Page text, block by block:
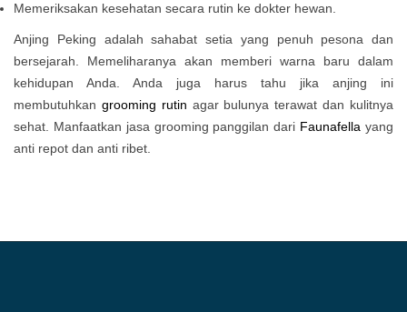
Memeriksakan kesehatan secara rutin ke dokter hewan.
Anjing Peking adalah sahabat setia yang penuh pesona dan
bersejarah. Memeliharanya akan memberi warna baru dalam
kehidupan Anda. Anda juga harus tahu jika anjing ini
membutuhkan grooming rutin agar bulunya terawat dan kulitnya
sehat. Manfaatkan jasa grooming panggilan dari Faunafella yang
anti repot dan anti ribet.